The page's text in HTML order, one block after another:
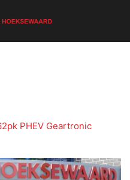
PHEV Geartronic